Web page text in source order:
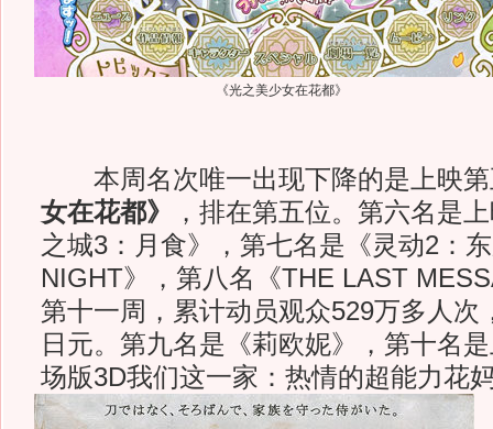
《光之美少女在花都》
本周名次唯一出现下降的是上映第
女在花都》
，排在第五位。第六名是
之城3：月食》，第七名是《灵动2：
NIGHT》，第八名《THE LAST
第十一周，累计动员观众529万多人次
日元。第九名是《莉欧妮》，第十名
场版3D我们这一家：热情的超能力花